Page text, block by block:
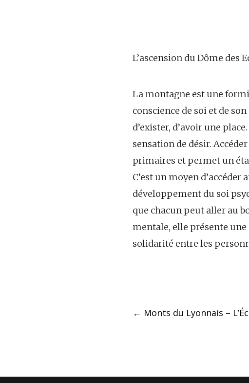
L’ascension du Dôme des
La montagne est une
conscience de soi et de
d’exister, d’avoir une
sensation de désir.
primaires et permet un
C’est un moyen
développement du soi
que chacun peut aller au
mentale, elle présente
solidarité entre les
← Monts du Lyonnais –